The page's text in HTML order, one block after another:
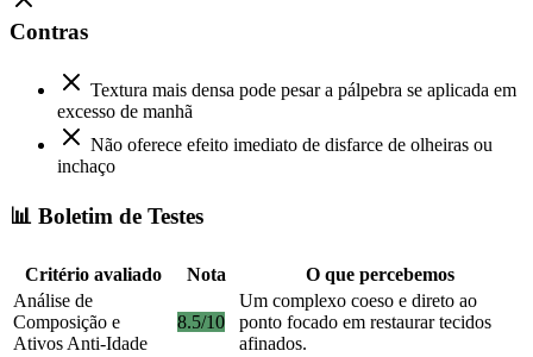
Contras
Textura mais densa pode pesar a pálpebra se aplicada em
excesso de manhã
Não oferece efeito imediato de disfarce de olheiras ou
inchaço
📊 Boletim de Testes
Critério avaliado Nota
O que percebemos
Análise de
Composição e
Ativos Anti-Idade
8.5/10
Um complexo coeso e direto ao
ponto focado em restaurar tecidos
afinados.